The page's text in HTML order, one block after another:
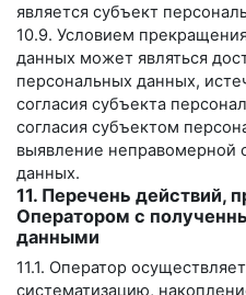
является субъект
10.9. Условием
данных может являться
персональных данных,
согласия субъекта
согласия субъектом
выявление неправомерной
данных.
11. Перечень действий,
Оператором с
данными
11.1. Оператор
систематизацию,